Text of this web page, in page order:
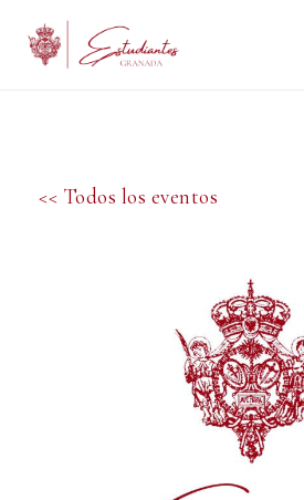
<< Todos los eventos